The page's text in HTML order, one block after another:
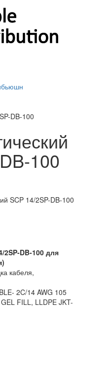
DB-100
100
2SP-DB-100 для
кабеля,
2C/14 AWG 105
FILL, LLDPE JKT-